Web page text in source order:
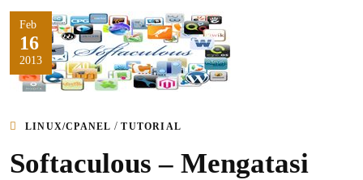
Feb
16
2013
LINUX/CPANEL /TUTORIAL
Softaculous – Mengatasi